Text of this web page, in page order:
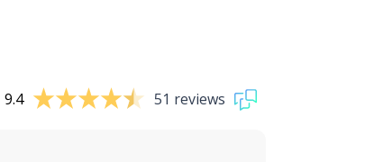
9.4 51 reviews